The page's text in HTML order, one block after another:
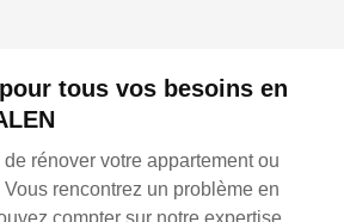
tous vos besoins en
rénover votre appartement ou
Vous rencontrez un problème en